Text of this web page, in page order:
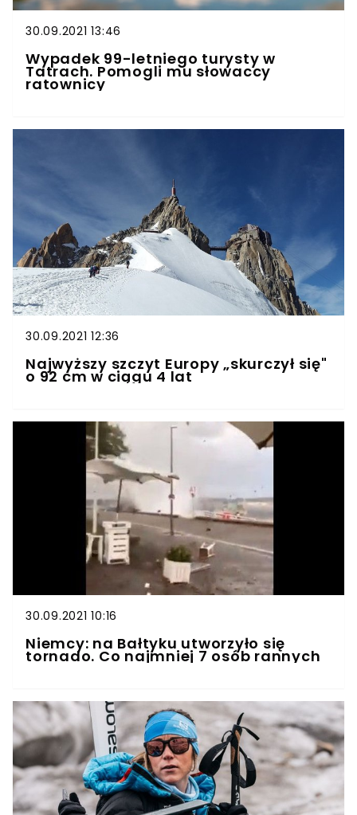
30.09.2021 13:46
Wypadek 99-letniego turysty w
Tatrach. Pomogli mu słowaccy
ratownicy
30.09.2021 12:36
Najwyższy szczyt Europy „skurczył się"
o 92 cm w ciągu 4 lat
30.09.2021 10:16
Niemcy: na Bałtyku utworzyło się
tornado. Co najmniej 7 osób rannych